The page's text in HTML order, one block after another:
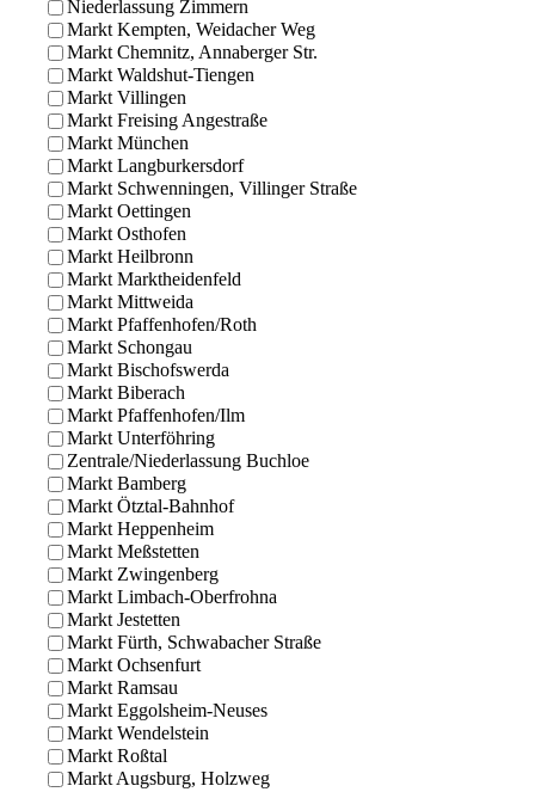
Niederlassung Zimmern
Markt Kempten, Weidacher Weg
Markt Chemnitz, Annaberger Str.
Markt Waldshut-Tiengen
Markt Villingen
Markt Freising Angestraße
Markt München
Markt Langburkersdorf
Markt Schwenningen, Villinger Straße
Markt Oettingen
Markt Osthofen
Markt Heilbronn
Markt Marktheidenfeld
Markt Mittweida
Markt Pfaffenhofen/Roth
Markt Schongau
Markt Bischofswerda
Markt Biberach
Markt Pfaffenhofen/Ilm
Markt Unterföhring
Zentrale/Niederlassung Buchloe
Markt Bamberg
Markt Ötztal-Bahnhof
Markt Heppenheim
Markt Meßstetten
Markt Zwingenberg
Markt Limbach-Oberfrohna
Markt Jestetten
Markt Fürth, Schwabacher Straße
Markt Ochsenfurt
Markt Ramsau
Markt Eggolsheim-Neuses
Markt Wendelstein
Markt Roßtal
Markt Augsburg, Holzweg